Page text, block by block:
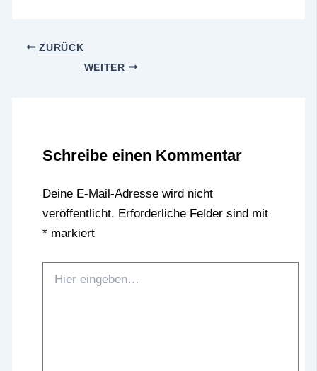
ZURÜCK
WEITER
Schreibe einen Kommentar
Deine E-Mail-Adresse wird nicht
veröffentlicht. Erforderliche Felder sind mit
*markiert
eingeben…